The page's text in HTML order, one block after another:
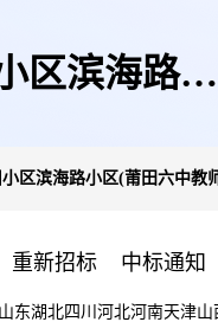
区滨海路小
区滨海路小区(莆田六中教
重新招标 中标通知
山东湖北四川 河北河南天津山